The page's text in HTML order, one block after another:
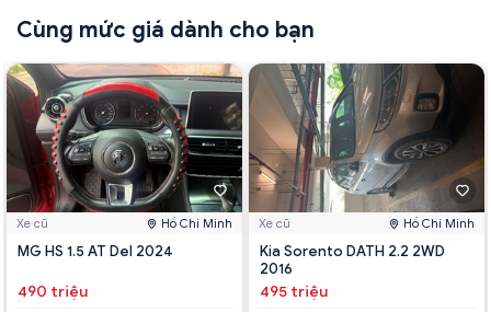
Cùng mức giá dành cho bạn
Xe cũ Hồ Chí Minh
MG HS 1.5 AT Del 2024
490 triệu
Xe cũ Hồ Chí Minh
Kia Sorento DATH 2.2 2WD
2016
495 triệu